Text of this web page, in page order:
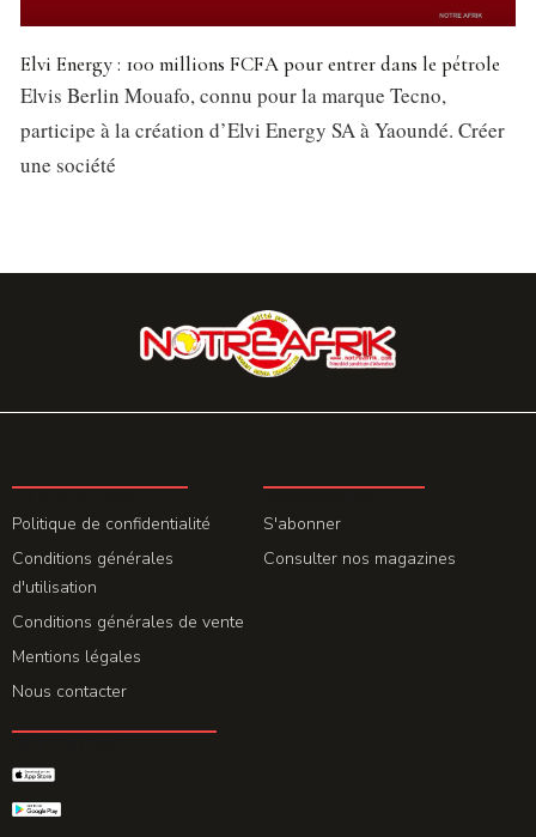
Elvi Energy : 100 millions FCFA pour entrer dans le pétrole
Elvis Berlin Mouafo, connu pour la marque Tecno,
participe à la création d’Elvi Energy SA à Yaoundé. Créer
une société
Politique de confidentialité
Conditions générales
d'utilisation
Conditions générales de vente
Mentions légales
Nous contacter
S'abonner
Consulter nos magazines